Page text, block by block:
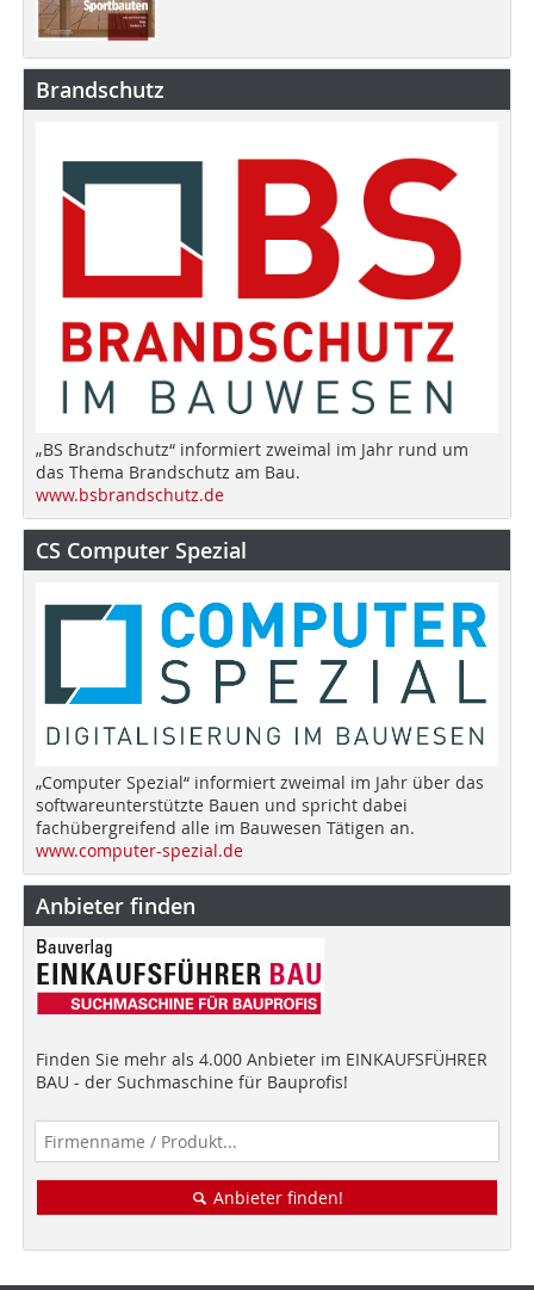
Brandschutz
„BS Brandschutz“ informiert zweimal im Jahr rund um
das Thema Brandschutz am Bau.
www.bsbrandschutz.de
CS Computer Spezial
„Computer Spezial“ informiert zweimal im Jahr über das
softwareunterstützte Bauen und spricht dabei
fachübergreifend alle im Bauwesen Tätigen an.
www.computer-spezial.de
Anbieter finden
Finden Sie mehr als 4.000 Anbieter im EINKAUFSFÜHRER
BAU - der Suchmaschine für Bauprofis!
Anbieter finden!